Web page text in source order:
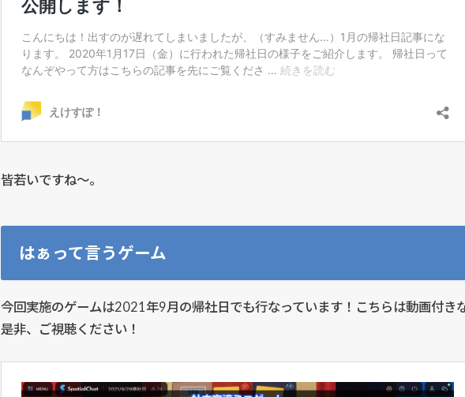
皆若いですね〜。
はぁって言うゲーム
今回実施のゲームは2021年9月の帰社日でも行なっています！こちらは動画付き
是非、ご視聴ください！